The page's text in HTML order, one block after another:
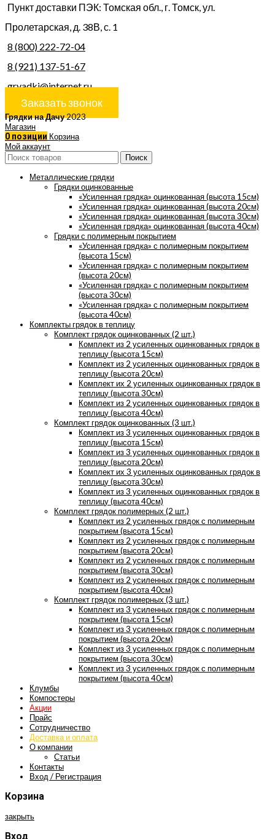
Пункт доставки ПЭК: Томская обл., г. Томск, ул.
Пролетарская, д. 38В, с. 1
8 (800) 222-72-04
8 (921) 137-51-67
gryadki@internet.ru
Заказать звонок
Грядки на Дачу2023
Магазин
0 позиции Корзина
Мой аккаунт
Поиск
Металлические грядки
Грядки оцинкованные
«Усиленная грядка» оцинкованная (высота 15см)
«Усиленная грядка» оцинкованная (высота 20см)
«Усиленная грядка» оцинкованная (высота 30см)
«Усиленная грядка» оцинкованная (высота 40см)
Грядки с полимерным покрытием
«Усиленная грядка» с полимерным покрытием
(высота 15см)
«Усиленная грядка» с полимерным покрытием
(высота 20см)
«Усиленная грядка» с полимерным покрытием
(высота 30см)
«Усиленная грядка» с полимерным покрытием
(высота 40см)
Комплекты грядок в теплицу
Комплект грядок оцинкованных (2 шт.)
Комплект из 2 усиленных оцинкованных грядок в
теплицу (высота 15см)
Комплект из 2 усиленных оцинкованных грядок в
теплицу (высота 20см)
Комплект их 2 усиленных оцинкованных грядок в
теплицу (высота 30см)
Комплект из 2 усиленных оцинкованных грядок в
теплицу (высота 40см)
Комплект грядок оцинкованных (3 шт.)
Комплект из 3 усиленных оцинкованных грядок в
теплицу (высота 15см)
Комплект из 3 усиленных оцинкованных грядок в
теплицу (высота 20см)
Комплект их 3 усиленных оцинкованных грядок в
теплицу (высота 30см)
Комплект из 3 усиленных оцинкованных грядок в
теплицу (высота 40см)
Комплект грядок полимерных (2 шт.)
Комплект из 2 усиленных грядок с полимерным
покрытием (высота 15см)
Комплект из 2 усиленных грядок с полимерным
покрытием (высота 20см)
Комплект из 2 усиленных грядок с полимерным
покрытием (высота 30см)
Комплект из 2 усиленных грядок с полимерным
покрытием (высота 40см)
Комплект грядок полимерных (3 шт.)
Комплект из 3 усиленных грядок с полимерным
покрытием (высота 15см)
Комплект из 3 усиленных грядок с полимерным
покрытием (высота 20см)
Комплект из 3 усиленных грядок с полимерным
покрытием (высота 30см)
Комплект из 3 усиленных грядок с полимерным
покрытием (высота 40см)
Клумбы
Компостеры
Акции
Прайс
Сотрудничество
Доставка и оплата
О компании
Статьи
Контакты
Вход / Регистрация
Корзина
закрыть
Вход